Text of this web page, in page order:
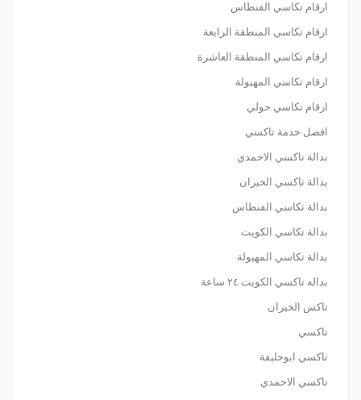
ارقام تكاسي الفنطاس
ارقام تكاسي المنطقة الرابعة
ارقام تكاسي المنطقة العاشرة
ارقام تكاسي المهبولة
ارقام تكاسي حولي
افضل خدمة تاكسي
بدالة تاكسي الاحمدي
بدالة تاكسي الخيران
بدالة تكاسي الفنطاس
بدالة تكاسي الكويت
بدالة تكاسي المهبولة
بداله تاكسي الكويت ٢٤ ساعة
تاكس الخيران
تاكسي
تاكسي ابوحليفة
تاكسي الاحمدي